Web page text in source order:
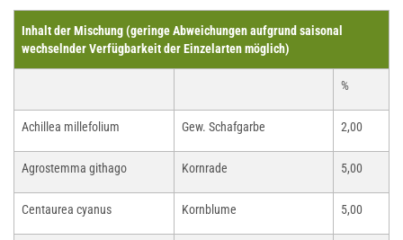
Inhalt der Mischung (geringe Abweichungen aufgrund saisonal
wechselnder Verfügbarkeit der Einzelarten möglich)
%
Achillea millefolium Gew. Schafgarbe 2,00
Agrostemma githago Kornrade 5,00
Centaurea cyanus Kornblume 5,00